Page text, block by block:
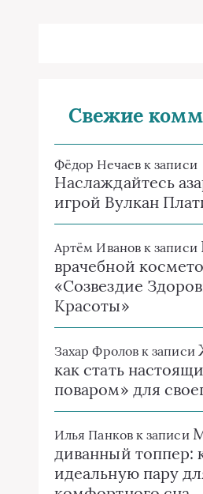
Свежие
Фёдор Нечаевк записи
Наслаждайтесь
игрой Вулкан
Артём Ивановк записи
врачебной
«Созвездие
Красоты»
Захар Фроловк записи
как стать
поваром» для
Илья Панковк записи
диванный топпер:
идеальную пару